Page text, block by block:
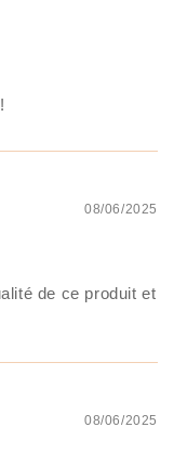
08/06/2025
de ce produit et
08/06/2025